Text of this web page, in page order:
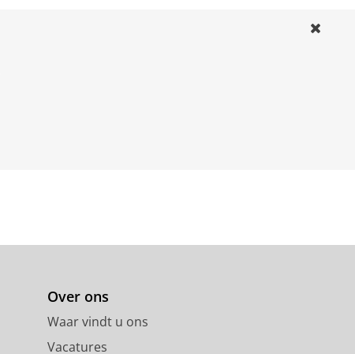
Over ons
Waar vindt u ons
Vacatures